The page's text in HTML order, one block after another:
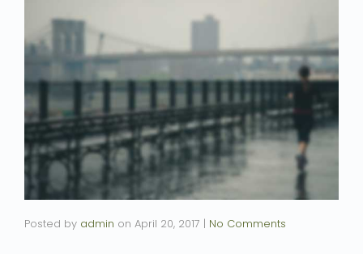
Posted by admin on April 20, 2017 | No Comments